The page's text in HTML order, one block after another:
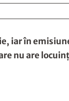
iar în
nu are